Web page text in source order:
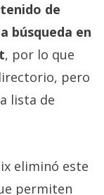
de
búsqueda en
, por lo que
pero
lista de
eliminó este
permiten